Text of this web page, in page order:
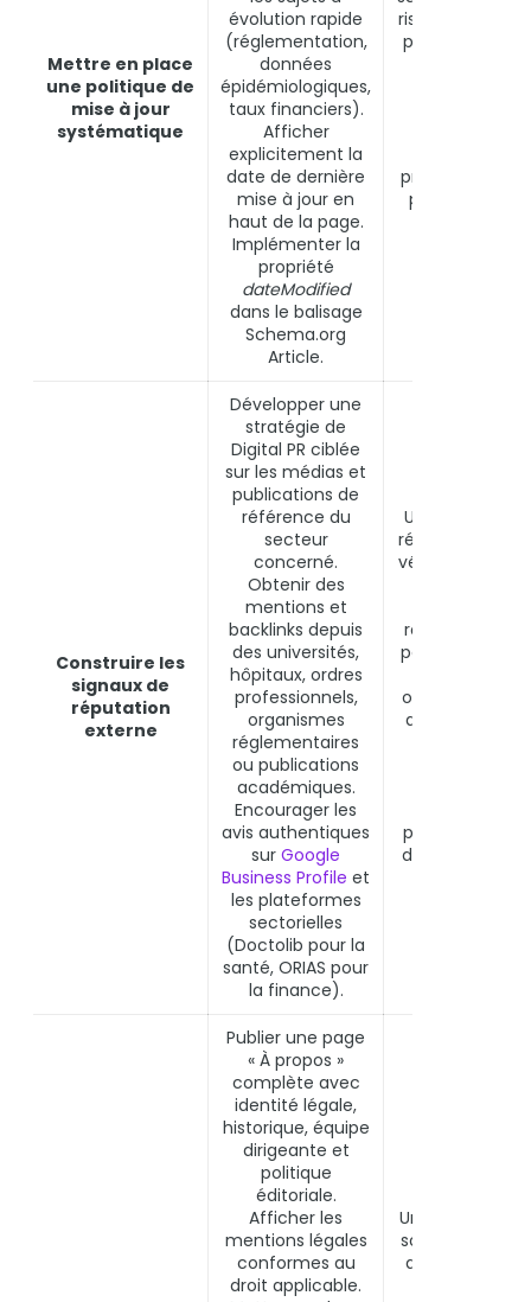
Mettre en place
une politique de
mise à jour
systématique
évolution rapide
(réglementation,
données
épidémiologiques,
taux financiers).
Afficher
explicitement la
date de dernière
mise à jour en
haut de la page.
Implémenter la
propriété
dateModified
dans le balisage
Schema.org
Article.
risque de
pour
progressive sur
pages YMYL
Construire les
signaux de
réputation
externe
Développer une
stratégie de
Digital PR ciblée
sur les médias et
publications de
référence du
secteur
concerné.
Obtenir des
mentions et
backlinks depuis
des universités,
hôpitaux, ordres
professionnels,
organismes
réglementaires
ou publications
académiques.
Encourager les
avis authentiques
sur Google
Business Profile et
les plateformes
sectorielles
(Doctolib pour la
santé, ORIAS pour
la finance).
Un site YMYL
réputation
vérifiable est
reconnue par
pairs même si
objectivement
qualité.
pas fabriquer
depuis les
Publier une page
« À propos »
complète avec
identité légale,
historique, équipe
dirigeante et
politique
éditoriale.
Afficher les
mentions légales
conformes au
droit applicable.
Un site opaque
son identité et
qualifications